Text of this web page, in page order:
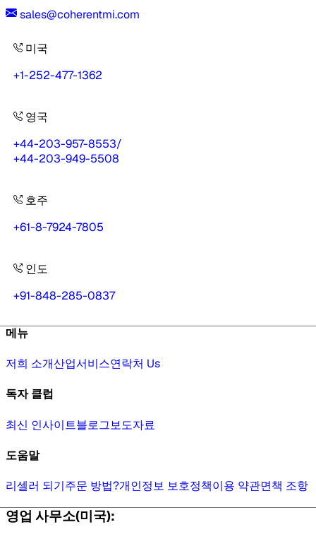
sales@coherentmi.com
미국
+1-252-477-1362
영국
+44-203-957-8553/
+44-203-949-5508
호주
+61-8-7924-7805
인도
+91-848-285-0837
메뉴
저희 소개산업서비스연락처 Us
독자 클럽
최신 인사이트블로그보도자료
도움말
리셀러 되기주문 방법?개인정보 보호정책이용 약관면책 조항
영업 사무소(미국):